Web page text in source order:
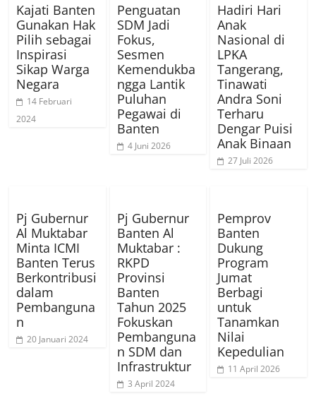
Kajati Banten
Gunakan Hak
Pilih sebagai
Inspirasi
Sikap Warga
Negara
14 Februari
2024
Penguatan
SDM Jadi
Fokus,
Sesmen
Kemendukba
ngga Lantik
Puluhan
Pegawai di
Banten
4 Juni 2026
Hadiri Hari
Anak
Nasional di
LPKA
Tangerang,
Tinawati
Andra Soni
Terharu
Dengar Puisi
Anak Binaan
27 Juli 2026
Pj Gubernur
Al Muktabar
Minta ICMI
Banten Terus
Berkontribusi
dalam
Pembanguna
n
20 Januari 2024
Pj Gubernur
Banten Al
Muktabar :
RKPD
Provinsi
Banten
Tahun 2025
Fokuskan
Pembanguna
n SDM dan
Infrastruktur
3 April 2024
Pemprov
Banten
Dukung
Program
Jumat
Berbagi
untuk
Tanamkan
Nilai
Kepedulian
11 April 2026